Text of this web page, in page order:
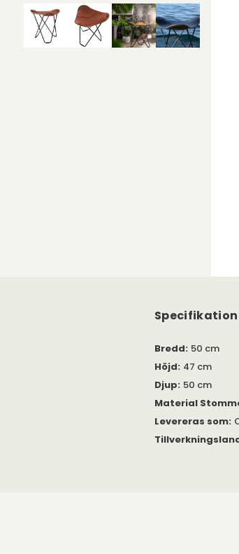
Specifikation
Bredd: 50 cm
Höjd: 47 cm
Djup: 50 cm
Material
Levereras som: